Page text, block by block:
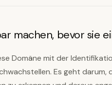
machen, bevor sie
Domäne mit der
Es geht darum,